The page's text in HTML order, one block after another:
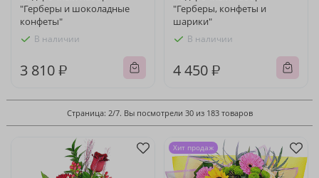
"Герберы и шоколадные
конфеты"
В наличии
3 810 ₽
"Герберы, конфеты и
шарики"
В наличии
4 450 ₽
Страница: 2/7. Вы посмотрели 30 из 183 товаров
Хит продаж